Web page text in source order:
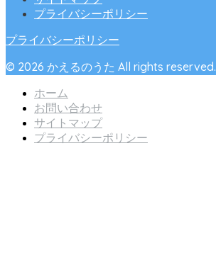
プライバシーポリシー
プライバシーポリシー
© 2026 かえるのうた All rights reserved.
ホーム
お問い合わせ
サイトマップ
プライバシーポリシー